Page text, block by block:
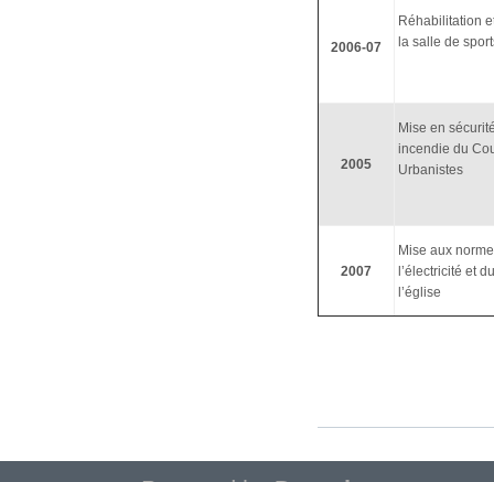
2006-07
Réhabilitation
la salle de
2005
Mise en
incendie du
Urbanistes
2007
Mise aux
l’électricité et
l’église